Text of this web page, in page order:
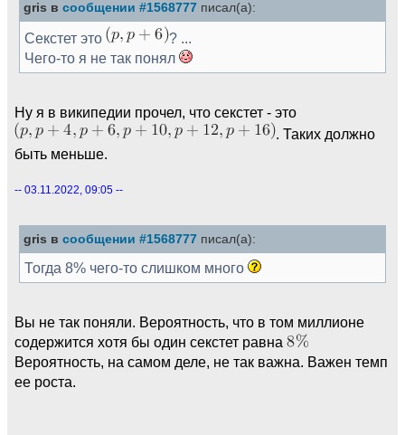
gris в сообщении #1568777 писал(а):
Секстет это
? ...
Чего-то я не так понял
Ну я в википедии прочел, что секстет - это
. Таких должно
быть меньше.
-- 03.11.2022, 09:05 --
gris в сообщении #1568777 писал(а):
Тогда 8% чего-то слишком много
Вы не так поняли. Вероятность, что в том миллионе
содержится хотя бы один секстет равна
Вероятность, на самом деле, не так важна. Важен темп
ее роста.